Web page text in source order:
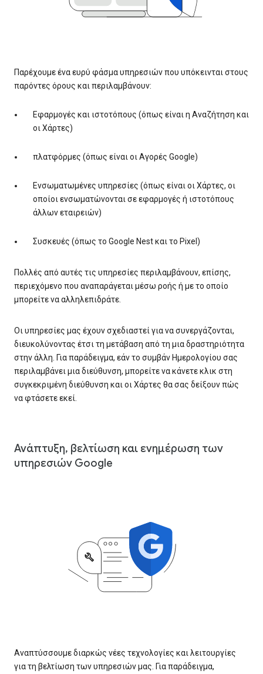
Παρέχουμε ένα ευρύ φάσμα υπηρεσιών που υπόκεινται στους
παρόντες όρους και περιλαμβάνουν:
Εφαρμογές και ιστοτόπους (όπως είναι η Αναζήτηση και
οι Χάρτες)
πλατφόρμες (όπως είναι οι Αγορές Google)
Ενσωματωμένες υπηρεσίες (όπως είναι οι Χάρτες, οι
οποίοι ενσωματώνονται σε εφαρμογές ή ιστοτόπους
άλλων εταιρειών)
Συσκευές (όπως το Google Nest και το Pixel)
Πολλές από αυτές τις υπηρεσίες περιλαμβάνουν, επίσης,
περιεχόμενο που αναπαράγεται μέσω ροής ή με το οποίο
μπορείτε να αλληλεπιδράτε.
Οι υπηρεσίες μας έχουν σχεδιαστεί για να συνεργάζονται,
διευκολύνοντας έτσι τη μετάβαση από τη μια δραστηριότητα
στην άλλη. Για παράδειγμα, εάν το συμβάν Ημερολογίου σας
περιλαμβάνει μια διεύθυνση, μπορείτε να κάνετε κλικ στη
συγκεκριμένη διεύθυνση και οι Χάρτες θα σας δείξουν πώς
να φτάσετε εκεί.
Ανάπτυξη, βελτίωση και ενημέρωση των
υπηρεσιών Google
Αναπτύσσουμε διαρκώς νέες τεχνολογίες και λειτουργίες
για τη βελτίωση των υπηρεσιών μας. Για παράδειγμα,